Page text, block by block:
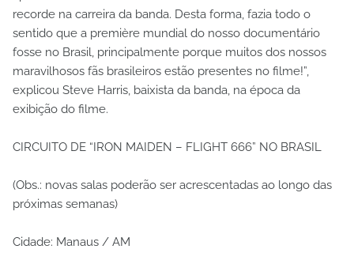
recorde na carreira da banda. Desta forma, fazia todo o
sentido que a première mundial do nosso documentário
fosse no Brasil, principalmente porque muitos dos nossos
maravilhosos fãs brasileiros estão presentes no filme!”,
explicou Steve Harris, baixista da banda, na época da
exibição do filme.
CIRCUITO DE “IRON MAIDEN – FLIGHT 666” NO BRASIL
(Obs.: novas salas poderão ser acrescentadas ao longo das
próximas semanas)
Cidade: Manaus / AM